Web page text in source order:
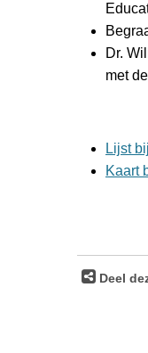
Dr.
met
Lijst
Kaart
Deel